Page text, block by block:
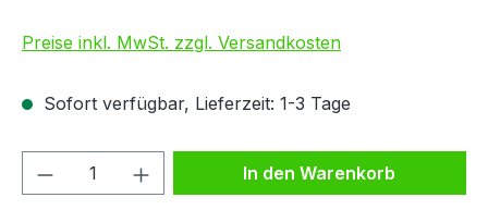
Preise inkl. MwSt. zzgl. Versandkosten
Sofort verfügbar, Lieferzeit: 1-3 Tage
Produkt Anzahl: Gib denIn den Warenkorb